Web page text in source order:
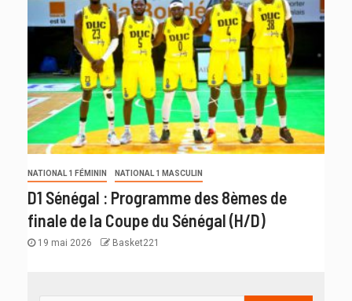
NATIONAL 1 FÉMININ NATIONAL 1 MASCULIN
D1 Sénégal : Programme des 8èmes de
finale de la Coupe du Sénégal (H/D)
19 mai 2026 Basket221